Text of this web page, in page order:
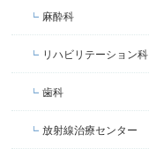
麻酔科
リハビリテーション科
歯科
放射線治療センター